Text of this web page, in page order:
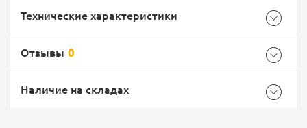
Доставка Почтой России
EMS Почта России
Технические характеристики
Размер M
Отзывы 0
Наличие на складах